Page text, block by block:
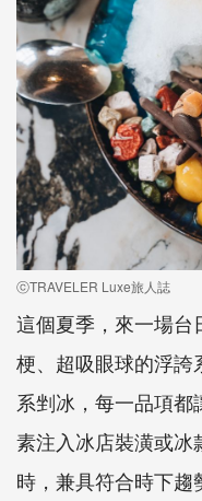
ⓒTRAVELER Luxe旅人誌
這個夏季，來一場
梗、超吸眼球的浮
系剉冰，每一品項
素注入冰店裝潢或冰
時，兼具符合時下趨